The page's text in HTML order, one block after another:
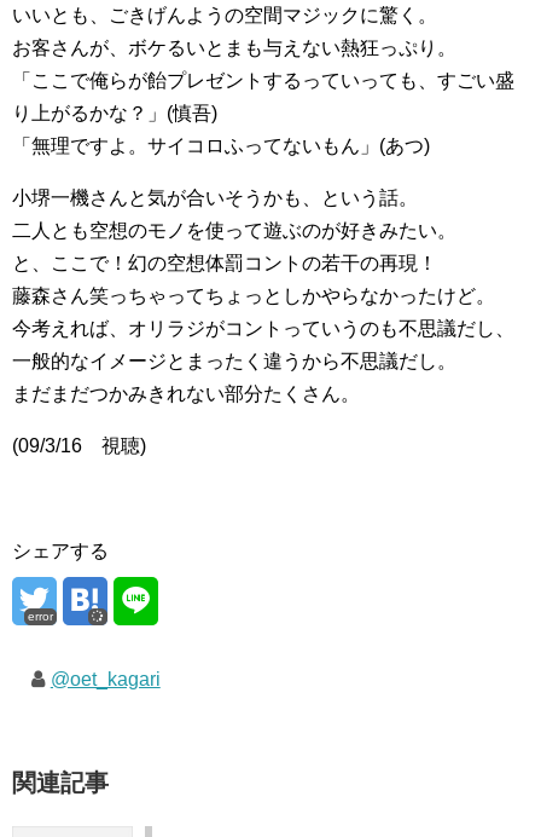
いいとも、ごきげんようの空間マジックに驚く。
お客さんが、ボケるいとまも与えない熱狂っぷり。
「ここで俺らが飴プレゼントするっていっても、すごい盛
り上がるかな？」(慎吾)
「無理ですよ。サイコロふってないもん」(あつ)
小堺一機さんと気が合いそうかも、という話。
二人とも空想のモノを使って遊ぶのが好きみたい。
と、ここで！幻の空想体罰コントの若干の再現！
藤森さん笑っちゃってちょっとしかやらなかったけど。
今考えれば、オリラジがコントっていうのも不思議だし、
一般的なイメージとまったく違うから不思議だし。
まだまだつかみきれない部分たくさん。
(09/3/16 視聴)
シェアする
error
@oet_kagari
関連記事